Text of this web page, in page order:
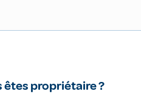
êtes propriétaire ?